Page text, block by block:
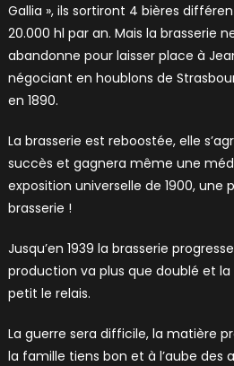
Gallia », ils sortiront 4 bières
20.000 hl par an. Mais la brasserie
abandonne pour laisser place à
négociant en houblons de
en 1890.
La brasserie est reboostée, elle
succès et gagnera même une
exposition universelle de 1900, une
brasserie !
Jusqu’en 1939 la brasserie
production va plus que doublé et
petit le relais.
La guerre sera difficile, la matière
la famille tiens bon et à l’aube des